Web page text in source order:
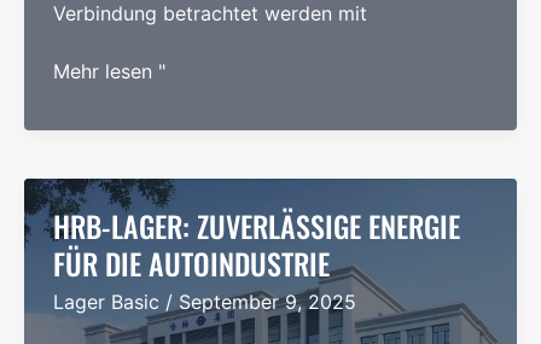
Verbindung betrachtet werden mit
Wie
Schwerlastlager
Mehr lesen "
HRB-LAGER: ZUVERLÄSSIGE ENERGIE
FÜR DIE AUTOINDUSTRIE
Lager Basic / September 9, 2025